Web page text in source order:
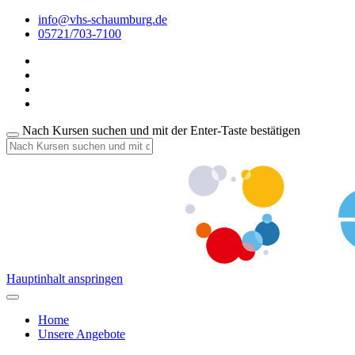
info@vhs-schaumburg.de
05721/703-7100
Nach Kursen suchen und mit der Enter-Taste bestätigen
Hauptinhalt anspringen
Home
Unsere Angebote